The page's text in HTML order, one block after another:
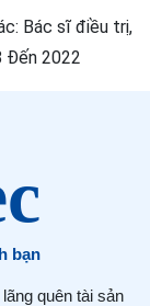
Bác sĩ điều trị,
Đến 2022
bạn
quên tài sản